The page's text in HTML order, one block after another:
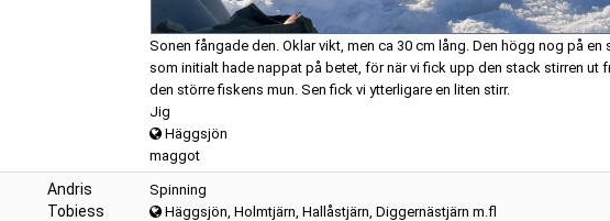
Sonen fångade den. Oklar vikt, men ca 30 cm lång. Den högg nog på en
som initialt hade nappat på betet, för när vi fick upp den stack stirren ut
den större fiskens mun. Sen fick vi ytterligare en liten stirr.
Jig
Häggsjön
maggot
Andris
Tobiess
Spinning
Häggsjön, Holmtjärn, Hallåstjärn, Diggernästjärn m.fl